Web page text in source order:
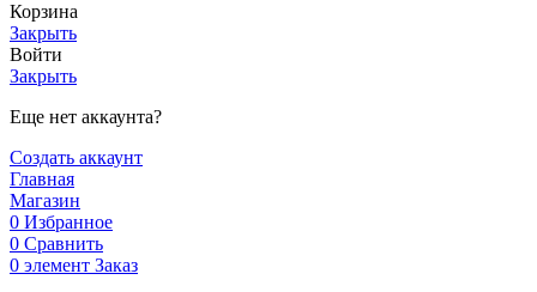
Корзина
Закрыть
Войти
Закрыть
Еще нет аккаунта?
Создать аккаунт
Главная
Магазин
0 Избранное
0 Сравнить
0 элемент Заказ